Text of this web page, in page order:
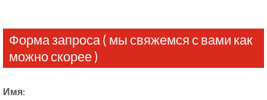
Форма запроса ( мы свяжемся с вами как
можно скорее )
Имя: